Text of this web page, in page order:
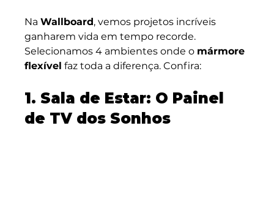
Na Wallboard, vemos projetos incríveis
ganharem vida em tempo recorde.
Selecionamos 4 ambientes onde o mármore
flexível faz toda a diferença. Confira:
1. Sala de Estar: O Painel
de TV dos Sonhos